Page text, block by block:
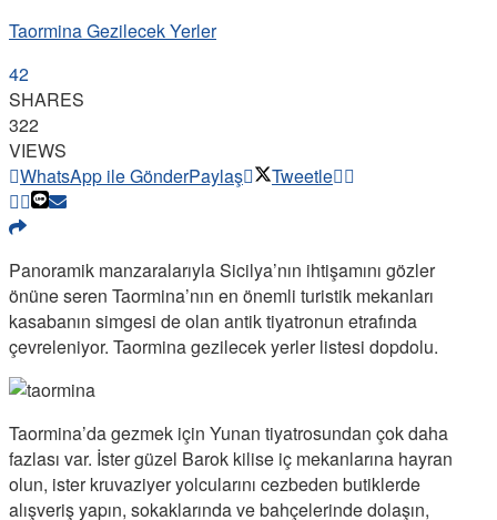
Taormina Gezilecek Yerler
42
SHARES
322
VIEWS
WhatsApp ile GönderPaylaş Tweetle
Panoramik manzaralarıyla Sicilya’nın ihtişamını gözler
önüne seren Taormina’nın en önemli turistik mekanları
kasabanın simgesi de olan antik tiyatronun etrafında
çevreleniyor. Taormina gezilecek yerler listesi dopdolu.
Taormina’da gezmek için Yunan tiyatrosundan çok daha
fazlası var. İster güzel Barok kilise iç mekanlarına hayran
olun, ister kruvaziyer yolcularını cezbeden butiklerde
alışveriş yapın, sokaklarında ve bahçelerinde dolaşın,